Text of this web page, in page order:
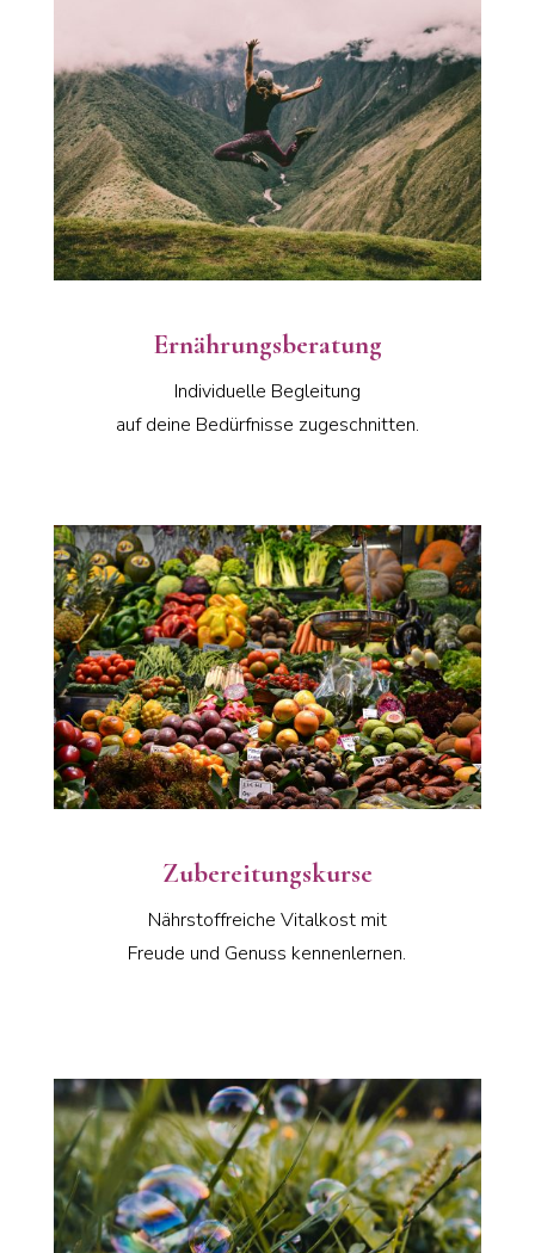
Ernährungsberatung
Individuelle Begleitung
auf deine Bedürfnisse zugeschnitten.
Zubereitungskurse
Nährstoffreiche Vitalkost mit
Freude und Genuss kennenlernen.